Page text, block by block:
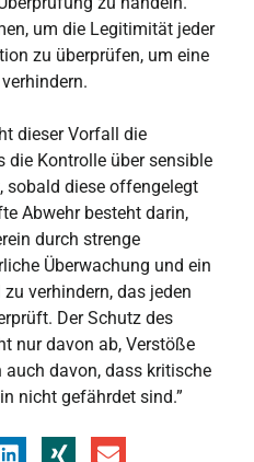
um die Legitimität jeder
zu überprüfen, um eine
dieser Vorfall die
die Kontrolle über sensible
sobald diese offengelegt
Abwehr besteht darin,
durch strenge
Überwachung und ein
verhindern, das jeden
Der Schutz des
nur davon ab, Verstöße
auch davon, dass kritische
nicht gefährdet sind.”